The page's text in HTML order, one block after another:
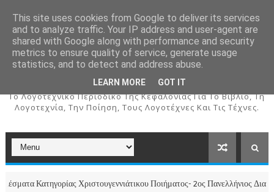
ΚΕΦΑΛΟΣ
To Λογοτεχνικό Περιοδικό Της Κεφαλονιάς Για Το Βιβλίο, Τη
Λογοτεχνία, Την Ποίηση, Τους Λογοτέχνες Και Τις Τέχνες.
Ποιήματος- 2ος Πανελλήνιος Διαγωνισμός
This site uses cookies from Google to deliver its services
and to analyze traffic. Your IP address and user-agent are
shared with Google along with performance and security
metrics to ensure quality of service, generate usage
statistics, and to detect and address abuse.
LEARN MORE GOT IT